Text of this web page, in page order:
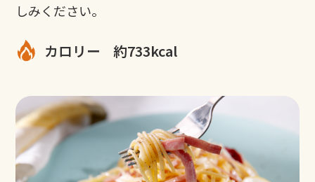
しみください。
カロリー 約733kcal